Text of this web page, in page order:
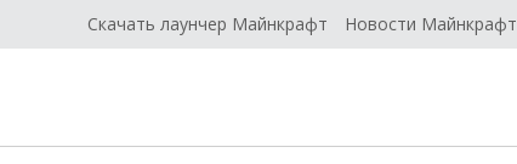
Скачать лаунчер Майнкрафт Новости Майнкрафт